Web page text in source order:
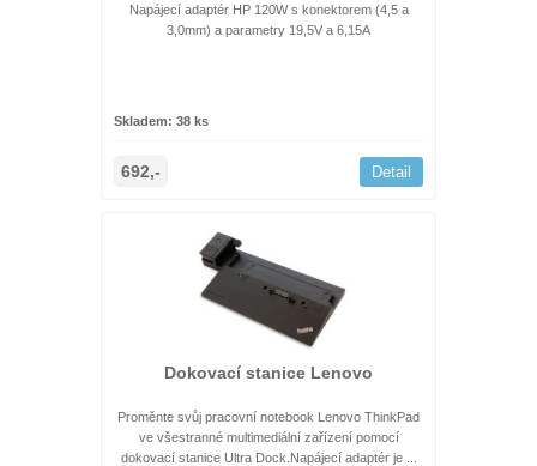
Napájecí adaptér HP 120W s konektorem (4,5 a
3,0mm) a parametry 19,5V a 6,15A
Skladem: 38 ks
692,- Detail
Dokovací stanice Lenovo
Proměnte svůj pracovní notebook Lenovo ThinkPad
ve všestranné multimediální zařízení pomocí
dokovací stanice Ultra Dock.Napájecí adaptér je ...